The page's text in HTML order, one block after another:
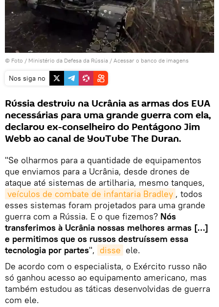
© Foto / Ministério da Defesa da Rússia / Acessar o banco de imagens
Nos siga no
Rússia destruiu na Ucrânia as armas dos EUA
necessárias para uma grande guerra com ela,
declarou ex-conselheiro do Pentágono Jim
Webb ao canal de YouTube The Duran.
"Se olharmos para a quantidade de equipamentos
que enviamos para a Ucrânia, desde drones de
ataque até sistemas de artilharia, mesmo tanques,
veículos de combate de infantaria Bradley , todos
esses sistemas foram projetados para uma grande
guerra com a Rússia. E o que fizemos? Nós
transferimos à Ucrânia nossas melhores armas […]
e permitimos que os russos destruíssem essa
tecnologia por partes", disse ele.
De acordo com o especialista, o Exército russo não
só ganhou acesso ao equipamento americano, mas
também estudou as táticas desenvolvidas de guerra
com ele.